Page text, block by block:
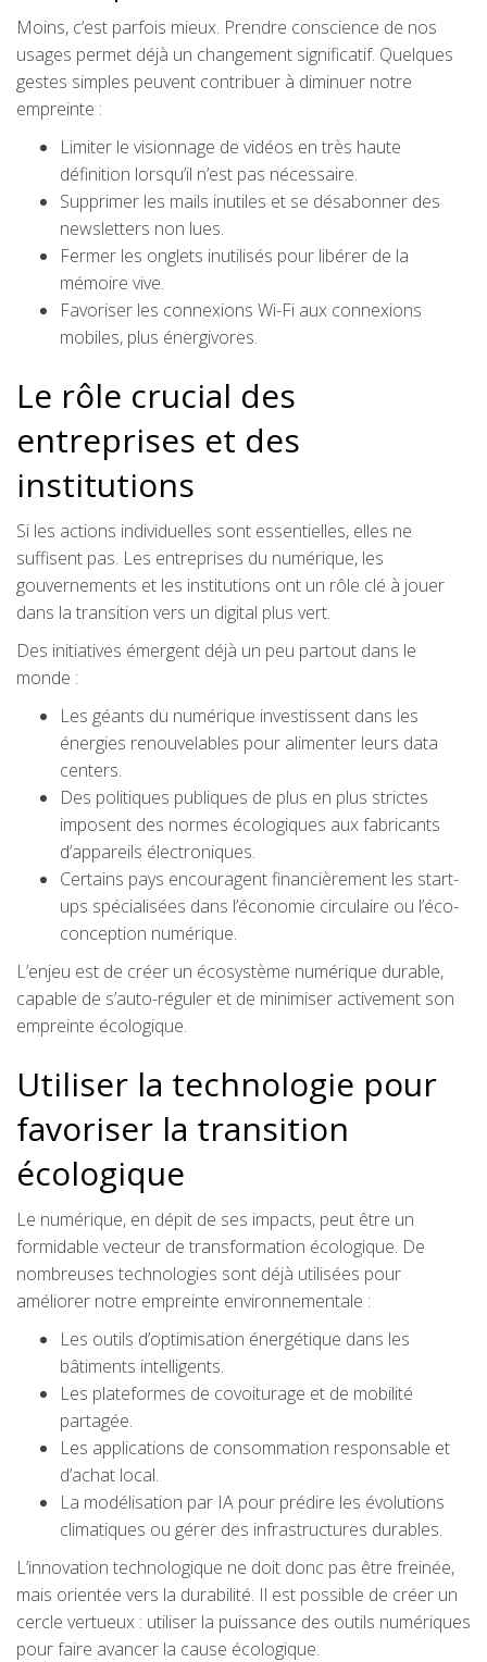
Moins, c’est parfois mieux. Prendre conscience de nos
usages permet déjà un changement significatif. Quelques
gestes simples peuvent contribuer à diminuer notre
empreinte :
Limiter le visionnage de vidéos en très haute
définition lorsqu’il n’est pas nécessaire.
Supprimer les mails inutiles et se désabonner des
newsletters non lues.
Fermer les onglets inutilisés pour libérer de la
mémoire vive.
Favoriser les connexions Wi-Fi aux connexions
mobiles, plus énergivores.
Le rôle crucial des
entreprises et des
institutions
Si les actions individuelles sont essentielles, elles ne
suffisent pas. Les entreprises du numérique, les
gouvernements et les institutions ont un rôle clé à jouer
dans la transition vers un digital plus vert.
Des initiatives émergent déjà un peu partout dans le
monde :
Les géants du numérique investissent dans les
énergies renouvelables pour alimenter leurs data
centers.
Des politiques publiques de plus en plus strictes
imposent des normes écologiques aux fabricants
d’appareils électroniques.
Certains pays encouragent financièrement les start-
ups spécialisées dans l’économie circulaire ou l’éco-
conception numérique.
L’enjeu est de créer un écosystème numérique durable,
capable de s’auto-réguler et de minimiser activement son
empreinte écologique.
Utiliser la technologie pour
favoriser la transition
écologique
Le numérique, en dépit de ses impacts, peut être un
formidable vecteur de transformation écologique. De
nombreuses technologies sont déjà utilisées pour
améliorer notre empreinte environnementale :
Les outils d’optimisation énergétique dans les
bâtiments intelligents.
Les plateformes de covoiturage et de mobilité
partagée.
Les applications de consommation responsable et
d’achat local.
La modélisation par IA pour prédire les évolutions
climatiques ou gérer des infrastructures durables.
L’innovation technologique ne doit donc pas être freinée,
mais orientée vers la durabilité. Il est possible de créer un
cercle vertueux : utiliser la puissance des outils numériques
pour faire avancer la cause écologique.